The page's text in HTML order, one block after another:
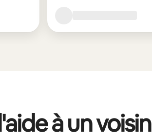
à un voisin